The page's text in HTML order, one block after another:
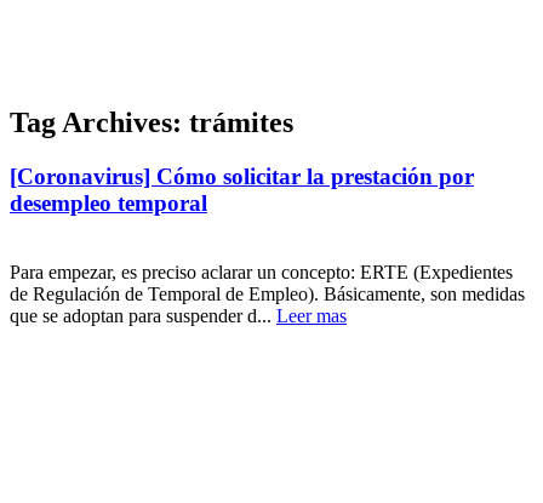
Tag Archives: trámites
[Coronavirus] Cómo solicitar la prestación por
desempleo temporal
Para empezar, es preciso aclarar un concepto: ERTE (Expedientes
de Regulación de Temporal de Empleo). Básicamente, son medidas
que se adoptan para suspender d... Leer mas